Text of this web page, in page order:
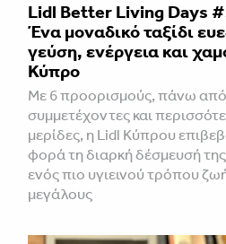
Lidl Better Living Days
Ένα μοναδικό ταξίδι
γεύση, ενέργεια και
Κύπρο
Με 6 προορισμούς, πάνω
συμμετέχοντες και
μερίδες, η Lidl Κύπρου
φορά τη διαρκή δέσμευσή
ενός πιο υγιεινού τρόπου
μεγάλους